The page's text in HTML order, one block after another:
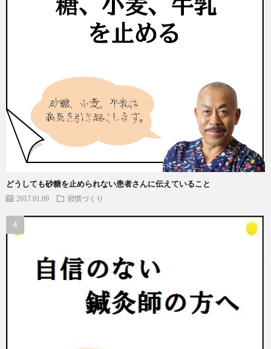
どうしても砂糖を止められない患者さんに伝えていること
2017.01.09 習慣づくり